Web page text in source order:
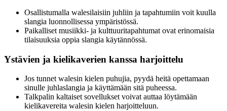
Osallistumalla walesilaisiin juhliin ja tapahtumiin voit kuulla
slangia luonnollisessa ympäristössä.
Paikalliset musiikki- ja kulttuuritapahtumat ovat erinomaisia
tilaisuuksia oppia slangia käytännössä.
Ystävien ja kielikaverien kanssa harjoittelu
Jos tunnet walesin kielen puhujia, pyydä heitä opettamaan
sinulle juhlaslangia ja käyttämään sitä puheessa.
Talkpalin kaltaiset sovellukset voivat auttaa löytämään
kielikavereita walesin kielen harjoitteluun.